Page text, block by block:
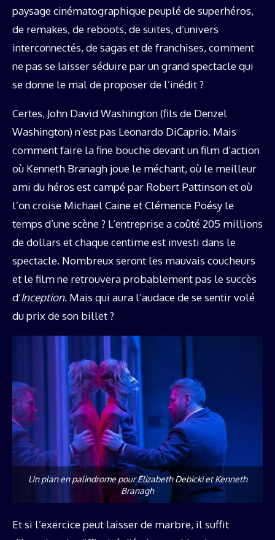
paysage cinématographique peuplé de superhéros,
de remakes, de reboots, de suites, d’univers
interconnectés, de sagas et de franchises, comment
ne pas se laisser séduire par un grand spectacle qui
se donne le mal de proposer de l’inédit ?
Certes, John David Washington (fils de Denzel
Washington) n’est pas Leonardo DiCaprio. Mais
comment faire la fine bouche devant un film d’action
où Kenneth Branagh joue le méchant, où le meilleur
ami du héros est campé par Robert Pattinson et où
l’on croise Michael Caine et Clémence Poésy le
temps d’une scène ? L’entreprise a coûté 205 millions
de dollars et chaque centime est investi dans le
spectacle. Nombreux seront les mauvais coucheurs
et le film ne retrouvera probablement pas le succès
d’Inception. Mais qui aura l’audace de se sentir volé
du prix de son billet ?
Un plan en palindrome pour Elizabeth Debicki et Kenneth
Branagh
Et si l’exercice peut laisser de marbre, il suffit